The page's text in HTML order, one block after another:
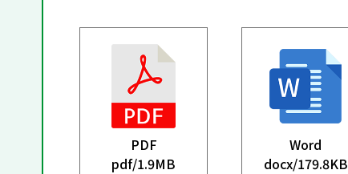
PDF
pdf/1.9MB
Word
docx/179.8KB